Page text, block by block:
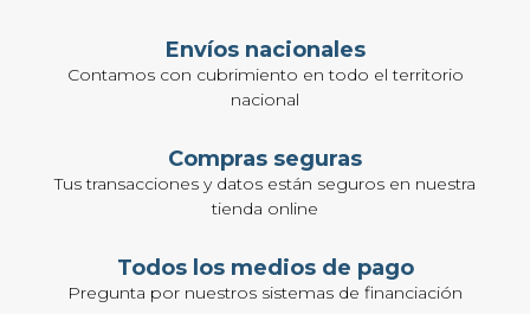
Envíos nacionales
Contamos con cubrimiento en todo el territorio
nacional
Compras seguras
Tus transacciones y datos están seguros en nuestra
tienda online
Todos los medios de pago
Pregunta por nuestros sistemas de financiación